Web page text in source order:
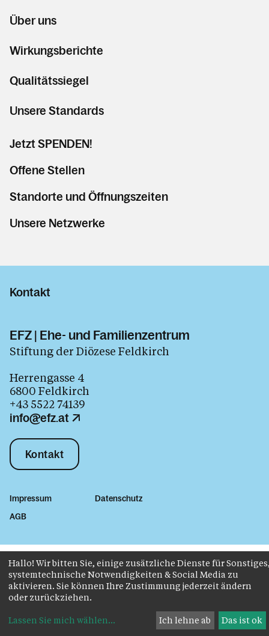
Über uns
Wirkungsberichte
Qualitätssiegel
Unsere Standards
Jetzt SPENDEN!
Offene Stellen
Standorte und Öffnungszeiten
Unsere Netzwerke
Kontakt
EFZ | Ehe- und Familienzentrum
Stiftung der Diözese Feldkirch
Herrengasse 4
6800 Feldkirch
+43 5522 74139
info@efz.at
Kontakt
Impressum
Datenschutz
AGB
Hallo! Wir bitten Sie, einige zusätzliche Dienste für
systemtechnische Notwendigkeiten & Social Media zu
aktivieren. Sie können Ihre Zustimmung jederzeit ändern
oder zurückziehen.
Lassen Sie mich wählen... Ich lehne ab Das ist ok